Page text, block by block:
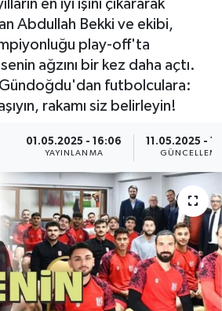
en iyi işini çıkararak
Abdullah Bekki ve ekibi,
play-off'ta
ağzını bir kez daha açtı.
Gündoğdu'dan futbolculara:
rakamı siz belirleyin!
01.05.2025 - 16:06
YAYINLANMA
11.05.2025 -